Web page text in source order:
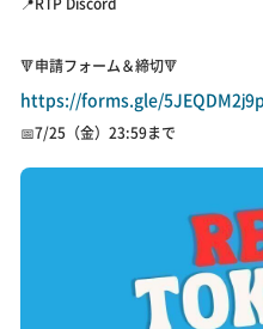
🔻申請フォーム＆締切🔻
https://forms.gle/
📅7/25（金）23:59まで